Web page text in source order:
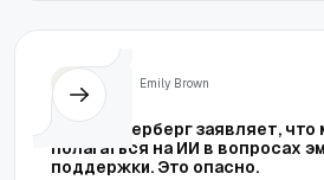
Emily Brown
Марк Цукерберг заявляет,
полагаться на ИИ в вопросах
поддержки. Это опасно.